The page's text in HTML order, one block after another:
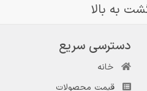
به بالا
دسترسی سریع
خانه
قیمت محصولات